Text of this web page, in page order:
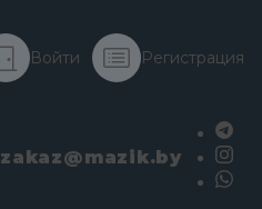
Войти Регистрация
zakaz@mazik.by